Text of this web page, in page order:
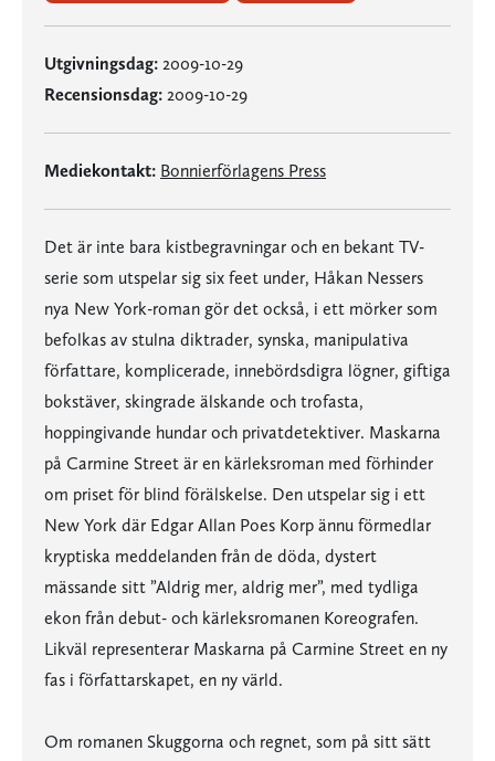
Utgivningsdag: 2009-10-29
Recensionsdag: 2009-10-29
Mediekontakt: Bonnierförlagens Press
Det är inte bara kistbegravningar och en bekant TV-
serie som utspelar sig six feet under, Håkan Nessers
nya New York-roman gör det också, i ett mörker som
befolkas av stulna diktrader, synska, manipulativa
författare, komplicerade, innebördsdigra lögner, giftiga
bokstäver, skingrade älskande och trofasta,
hoppingivande hundar och privatdetektiver. Maskarna
på Carmine Street är en kärleksroman med förhinder
om priset för blind förälskelse. Den utspelar sig i ett
New York där Edgar Allan Poes Korp ännu förmedlar
kryptiska meddelanden från de döda, dystert
mässande sitt ”Aldrig mer, aldrig mer”, med tydliga
ekon från debut- och kärleksromanen Koreografen.
Likväl representerar Maskarna på Carmine Street en ny
fas i författarskapet, en ny värld.
Om romanen Skuggorna och regnet, som på sitt sätt